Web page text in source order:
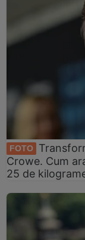
FOTO
Crowe. Cum
25 de